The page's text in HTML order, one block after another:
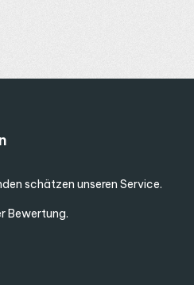
Ein separates DALI Bus
die zugehörige Verkabelung,
und Treiber lassen sich mit
schätzen unseren Service.
Bewertung.